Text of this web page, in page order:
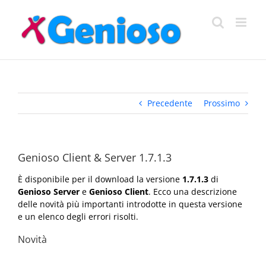
contenuto
Precedente Prossimo
Genioso Client & Server 1.7.1.3
È disponibile per il download la versione 1.7.1.3 di
Genioso Server e Genioso Client. Ecco una descrizione
delle novità più importanti introdotte in questa versione
e un elenco degli errori risolti.
Novità